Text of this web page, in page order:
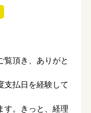
覧頂き、ありがと
支払日を経験して
す。きっと、経理